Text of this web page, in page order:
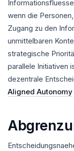
wenn die
Zugang zu den
unmittelbaren
strategische
parallele Initiativen
dezentrale
Aligned Autonomy